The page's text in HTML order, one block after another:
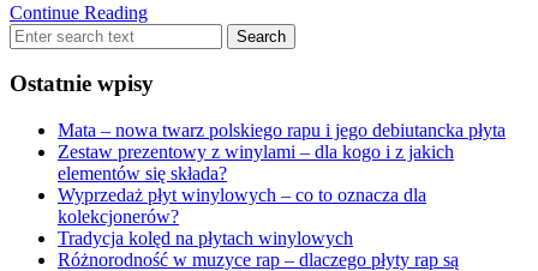
Continue Reading
Ostatnie wpisy
Mata – nowa twarz polskiego rapu i jego debiutancka płyta
Zestaw prezentowy z winylami – dla kogo i z jakich
elementów się składa?
Wyprzedaż płyt winylowych – co to oznacza dla
kolekcjonerów?
Tradycja kolęd na płytach winylowych
Różnorodność w muzyce rap – dlaczego płyty rap są